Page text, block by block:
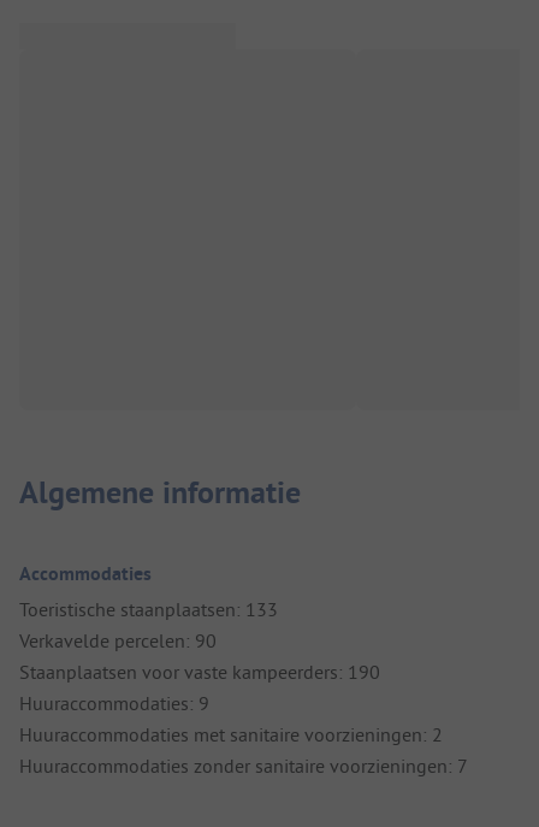
Algemene informatie
Accommodaties
Toeristische staanplaatsen: 133
Verkavelde percelen: 90
Staanplaatsen voor vaste kampeerders: 190
Huuraccommodaties: 9
Huuraccommodaties met sanitaire voorzieningen: 2
Huuraccommodaties zonder sanitaire voorzieningen: 7